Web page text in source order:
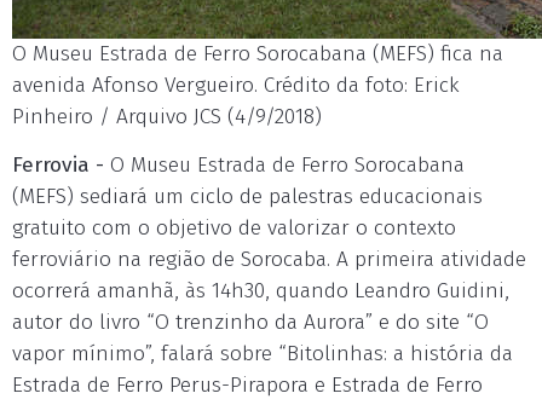
O Museu Estrada de Ferro Sorocabana (MEFS) fica na
avenida Afonso Vergueiro. Crédito da foto: Erick
Pinheiro / Arquivo JCS (4/9/2018)
Ferrovia - O Museu Estrada de Ferro Sorocabana
(MEFS) sediará um ciclo de palestras educacionais
gratuito com o objetivo de valorizar o contexto
ferroviário na região de Sorocaba. A primeira atividade
ocorrerá amanhã, às 14h30, quando Leandro Guidini,
autor do livro “O trenzinho da Aurora” e do site “O
vapor mínimo”, falará sobre “Bitolinhas: a história da
Estrada de Ferro Perus-Pirapora e Estrada de Ferro